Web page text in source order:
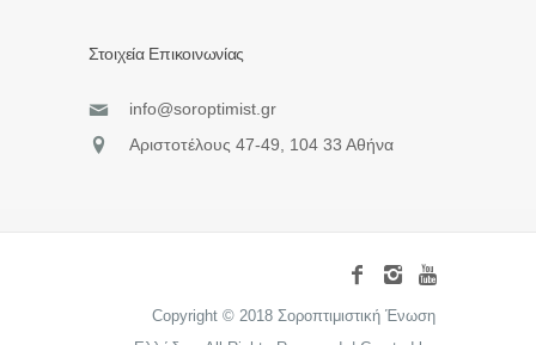
Στοιχεία Επικοινωνίας
info@soroptimist.gr
Αριστοτέλους 47-49, 104 33 Αθήνα
Copyright © 2018 Σοροπτιμιστική Ένωση